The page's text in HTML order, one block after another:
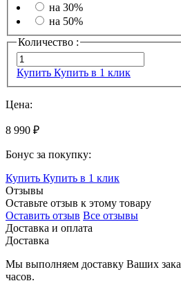
на 30%
на 50%
Количество :
Купить Купить в 1 клик
Цена:
8 990 ₽
Бонус за покупку:
Купить Купить в 1 клик
Отзывы
Оставьте отзыв к этому товару
Оставить отзыв Все отзывы
Доставка и оплата
Доставка
Мы выполняем доставку Ваших
часов.